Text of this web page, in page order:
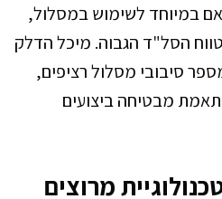
במיוחד לשימוש במסלול,
הסל"ד הגבוה. מיכל הדלק
למספר סיבובי מסלול רציפים,
מבטיחה ביצועים
מרוצים